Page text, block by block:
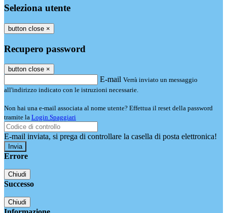
Seleziona utente
button close ×
Recupero password
button close ×
E-mail Verrà inviato un messaggio
all'indirizzo indicato con le istruzioni necessarie.
Non hai una e-mail associata al nome utente? Effettua il reset della password
tramite la Login Spaggiari
E-mail inviata, si prega di controllare la casella di posta elettronica!
Errore
Chiudi
Successo
Chiudi